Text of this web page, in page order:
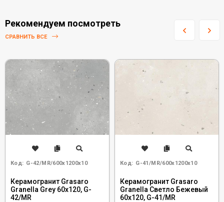
Рекомендуем посмотреть
СРАВНИТЬ ВСЕ
Код: G-42/MR/600x1200x10
Керамогранит Grasaro
Granella Grey 60x120, G-
42/MR
Код: G-41/MR/600x1200x10
Керамогранит Grasaro
Granella Светло Бежевый
60x120, G-41/MR